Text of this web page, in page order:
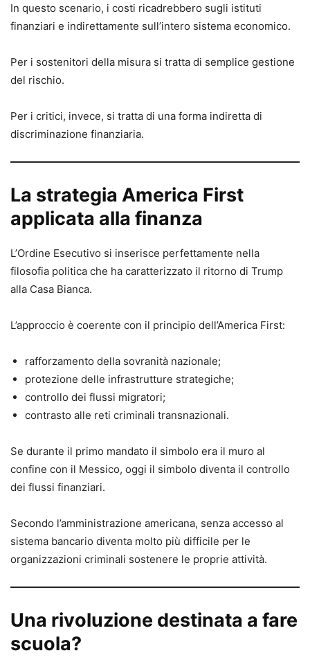
In questo scenario, i costi ricadrebbero sugli istituti
finanziari e indirettamente sull’intero sistema economico.
Per i sostenitori della misura si tratta di semplice gestione
del rischio.
Per i critici, invece, si tratta di una forma indiretta di
discriminazione finanziaria.
La strategia America First
applicata alla finanza
L’Ordine Esecutivo si inserisce perfettamente nella
filosofia politica che ha caratterizzato il ritorno di Trump
alla Casa Bianca.
L’approccio è coerente con il principio dell’America First:
rafforzamento della sovranità nazionale;
protezione delle infrastrutture strategiche;
controllo dei flussi migratori;
contrasto alle reti criminali transnazionali.
Se durante il primo mandato il simbolo era il muro al
confine con il Messico, oggi il simbolo diventa il controllo
dei flussi finanziari.
Secondo l’amministrazione americana, senza accesso al
sistema bancario diventa molto più difficile per le
organizzazioni criminali sostenere le proprie attività.
Una rivoluzione destinata a fare
scuola?